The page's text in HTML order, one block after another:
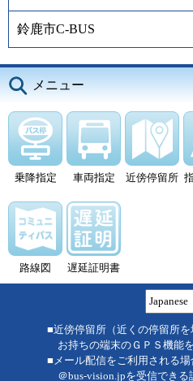
鈴鹿市C-BUS
メニュー
乗降指定 車両指定 近傍停留所
路線図 遅延証明書
■近傍停留所（近くの停留所を
お持ちの端末のＧＰＳ機能
■メール配信をご利用される場
＠bus-vision.jpを受信できる